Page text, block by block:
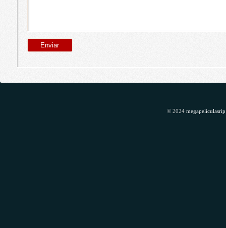
© 2024 megapeliculasrip